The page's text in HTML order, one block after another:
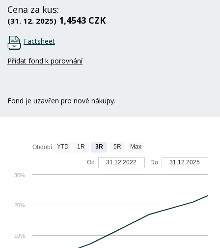
Cena za kus:
(31. 12. 2025) 1,4543 CZK
Factsheet
Přidat fond k porovnání
Fond je uzavřen pro nové nákupy.
10%
20%
30%
Období YTD 1R 3R 5R Max
Od 31.12.2022 Do 31.12.2025